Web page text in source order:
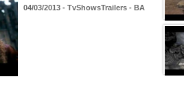
04/03/2013 - TvShowsTrailers - BA